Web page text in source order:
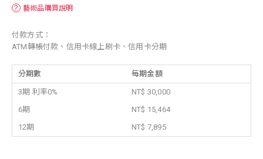
？ 藝術品購買說明
付款方式：
ATM轉帳付款、信用卡線上刷卡、信用卡分期
分期數 每期金額
3期 利率0%
NT$ 30,000
6期
NT$ 15,464
12期
NT$ 7,895